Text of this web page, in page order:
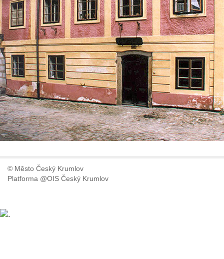
© Město Český Krumlov
Platforma @OIS Český Krumlov